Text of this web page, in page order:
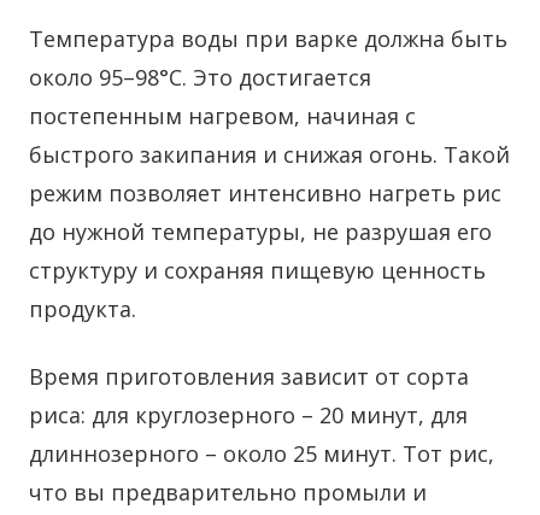
Температура воды при варке должна быть
около 95–98°C. Это достигается
постепенным нагревом, начиная с
быстрого закипания и снижая огонь. Такой
режим позволяет интенсивно нагреть рис
до нужной температуры, не разрушая его
структуру и сохраняя пищевую ценность
продукта.
Время приготовления зависит от сорта
риса: для круглозерного – 20 минут, для
длиннозерного – около 25 минут. Тот рис,
что вы предварительно промыли и